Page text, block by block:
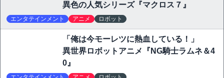
異色の人気シリーズ『マクロス７』
エンタテインメント アニメ ロボット
「俺は今モーレツに熱血している！」
異世界ロボットアニメ『NG騎士ラムネ＆4
0』